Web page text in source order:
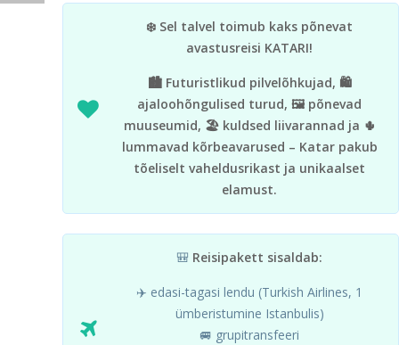
❄️ Sel talvel toimub kaks põnevat
avastusreisi KATARI!
🏙️ Futuristlikud pilvelõhkujad, 🛍️
ajaloohõngulised turud, 🖼️ põnevad
muuseumid, 🏖️ kuldsed liivarannad ja 🌵
lummavad kõrbeavarused – Katar pakub
tõeliselt vaheldusrikast ja unikaalset
elamust.
🎒 Reisipakett sisaldab:
✈️ edasi-tagasi lendu (Turkish Airlines, 1
ümberistumine Istanbulis)
🚐 grupitransfeeri